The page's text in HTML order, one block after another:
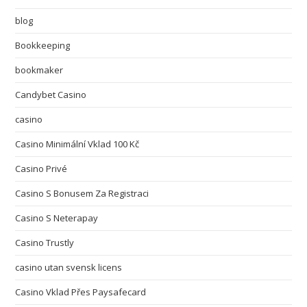
blog
Bookkeeping
bookmaker
Candybet Casino
casino
Casino Minimální Vklad 100 Kč
Casino Privé
Casino S Bonusem Za Registraci
Casino S Neterapay
Casino Trustly
casino utan svensk licens
Casino Vklad Přes Paysafecard